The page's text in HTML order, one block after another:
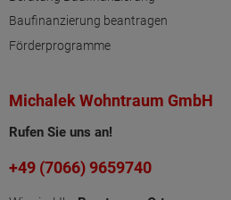
Baufinanzierung beantragen
Förderprogramme
Michalek Wohntraum GmbH
Rufen Sie uns an!
+49 (7066) 9659740